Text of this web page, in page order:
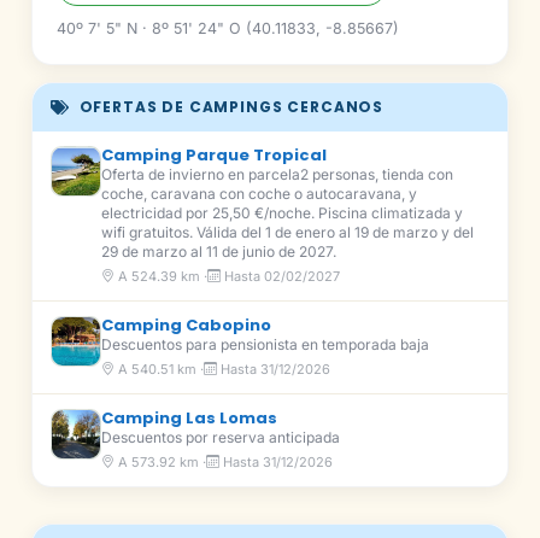
40º 7' 5" N · 8º 51' 24" O (40.11833, -8.85667)
OFERTAS DE CAMPINGS CERCANOS
Camping Parque Tropical
Oferta de invierno en parcela2 personas, tienda con
coche, caravana con coche o autocaravana, y
electricidad por 25,50 €/noche. Piscina climatizada y
wifi gratuitos. Válida del 1 de enero al 19 de marzo y del
29 de marzo al 11 de junio de 2027.
A 524.39 km · Hasta 02/02/2027
Camping Cabopino
Descuentos para pensionista en temporada baja
A 540.51 km · Hasta 31/12/2026
Camping Las Lomas
Descuentos por reserva anticipada
A 573.92 km · Hasta 31/12/2026